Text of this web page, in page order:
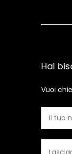
Hai
Vuoi